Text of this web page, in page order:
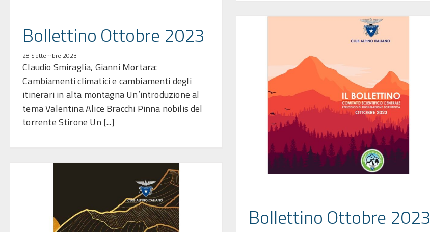
Bollettino Ottobre 2023
28 Settembre 2023
Claudio Smiraglia, Gianni Mortara:
Cambiamenti climatici e cambiamenti degli
itinerari in alta montagna Un’introduzione al
tema Valentina Alice Bracchi Pinna nobilis del
torrente Stirone Un [...]
Bollettino Ottobre 2023